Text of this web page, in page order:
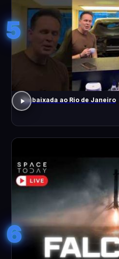
5
Da baixada ao Rio de Janeiro
6